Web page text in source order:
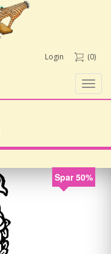
Login (0)
Spar 50%